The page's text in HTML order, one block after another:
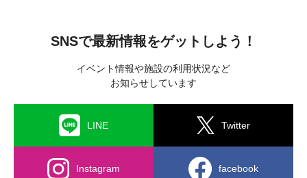
SNSで最新情報をゲットしよう！
イベント情報や施設の利用状況など
お知らせしています
LINE Twitter
Instagram facebook